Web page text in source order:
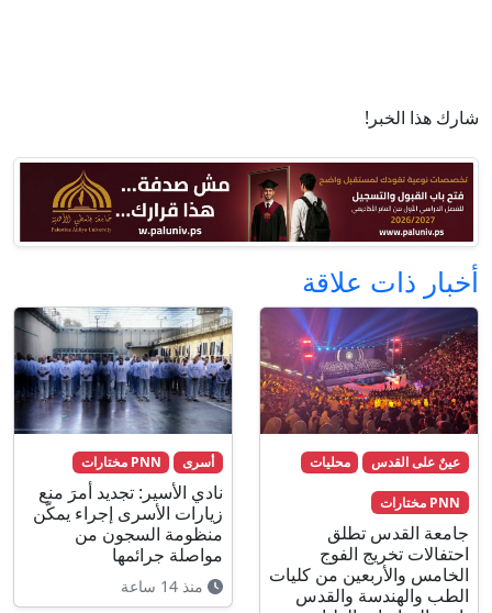
شارك هذا الخبر!
أخبار ذات علاقة
عينٌ على القدس محليات
PNN مختارات
جامعة القدس تطلق
احتفالات تخريج الفوج
الخامس والأربعين من كليات
الطب والهندسة والقدس
أسرى PNN مختارات
نادي الأسير: تجديد أمرَ منع
زيارات الأسرى إجراء يمكّن
منظومة السجون من
مواصلة جرائمها
منذ 14 ساعة